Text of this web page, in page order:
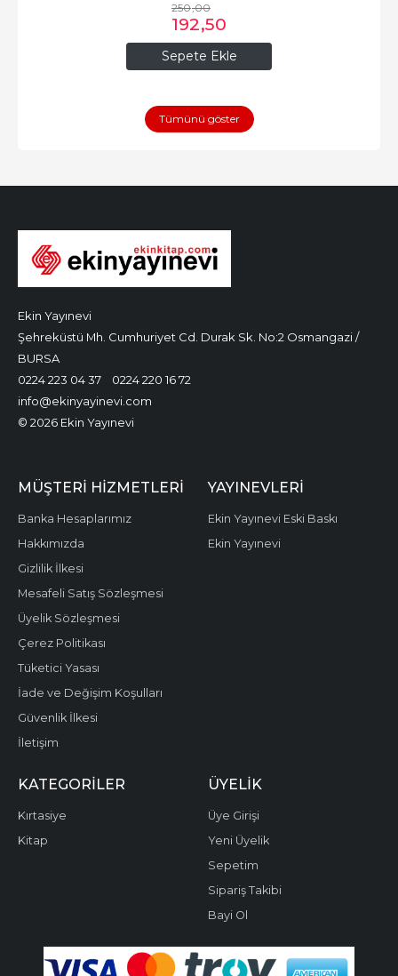
Sepete Ekle
250,00
192,50
Tümünü göster
Ekin Yayınevi
Şehreküstü Mh. Cumhuriyet Cd. Durak Sk. No:2 Osmangazi /
BURSA
0224 223 04 37
0224 220 16 72
info@ekinyayinevi.com
© 2026 Ekin Yayınevi
MÜŞTERI HIZMETLERI
Banka Hesaplarımız
Hakkımızda
Gizlilik İlkesi
Mesafeli Satış Sözleşmesi
Üyelik Sözleşmesi
Çerez Politikası
Tüketici Yasası
İade ve Değişim Koşulları
Güvenlik İlkesi
İletişim
YAYINEVLERI
Ekin Yayınevi Eski Baskı
Ekin Yayınevi
KATEGORILER
Kırtasiye
Kitap
ÜYELIK
Üye Girişi
Yeni Üyelik
Sepetim
Sipariş Takibi
Bayi Ol